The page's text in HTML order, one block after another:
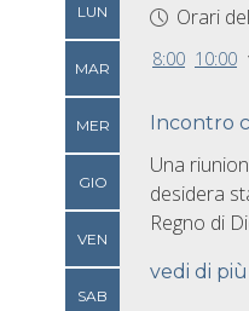
LUN
MAR
MER
GIO
VEN
SAB
Orari
8:00 10:00
Incontro
Una
desidera
Regno di
vedi di più